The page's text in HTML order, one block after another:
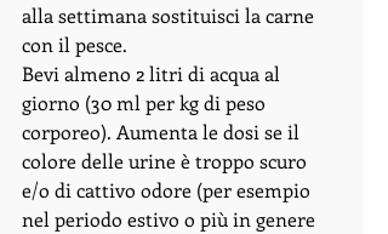
alla settimana sostituisci la carne
con il pesce.
Bevi almeno 2 litri di acqua al
giorno (30 ml per kg di peso
corporeo). Aumenta le dosi se il
colore delle urine è troppo scuro
e/o di cattivo odore (per esempio
nel periodo estivo o più in genere